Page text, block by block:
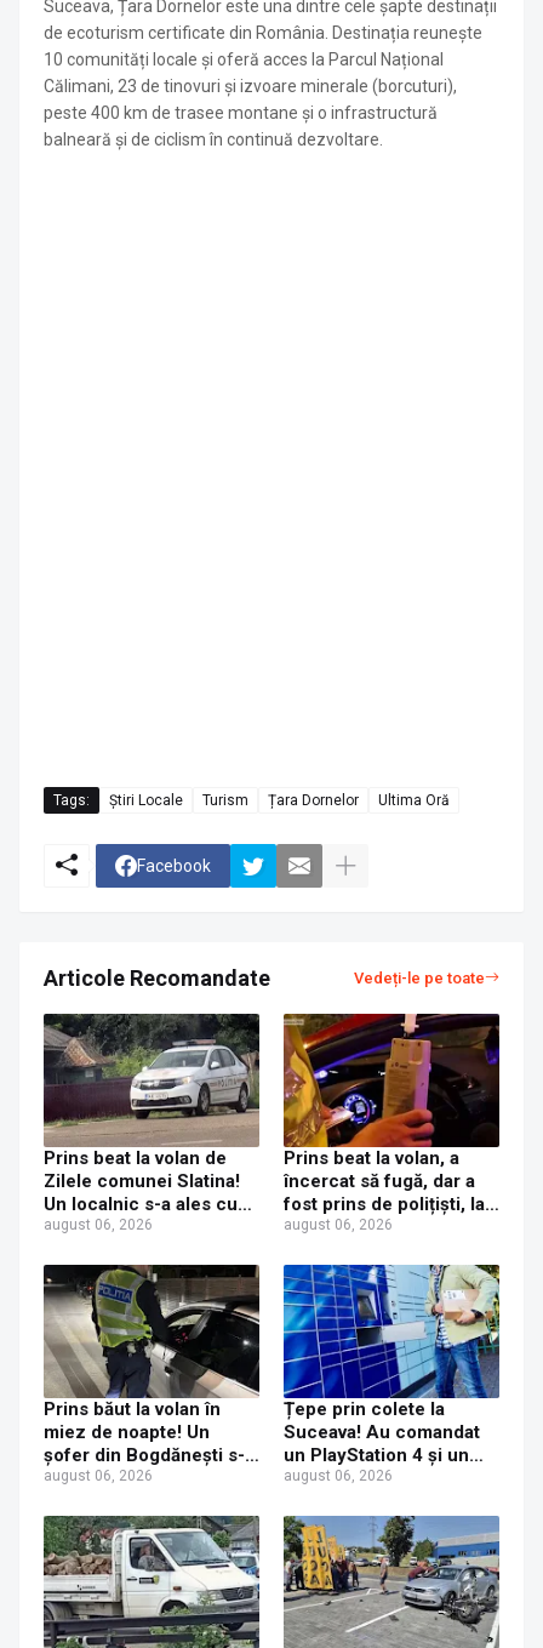
Suceava, Țara Dornelor este una dintre cele șapte destinații
de ecoturism certificate din România . Destinația reunește
10 comunități locale și oferă acces la Parcul Național
Călimani, 23 de tinovuri și izvoare minerale (borcuturi),
peste 400 km de trasee montane și o infrastructură
balneară și de ciclism în continuă dezvoltare
Tags: Știri Locale Turism Țara Dornelor Ultima Oră
Facebook
Articole Recomandate Vedeți-le pe toate
Prins beat la volan de
Zilele comunei Slatina!
Un localnic s-a ales cu
dosar penal după ce a
Mercedes cu numere de
Italia
august 06, 2026
Prins beat la volan, a
încercat să fugă, dar a
fost prins de polițiști, la
Dorna Candrenilor.
1,59 mg/l alcool pur în
aerul expirat
august 06, 2026
Prins băut la volan în
miez de noapte! Un
șofer din Bogdănești s-a
ales cu dosar penal după
la Șerbănești
august 06, 2026
Țepe prin colete la
Suceava! Au comandat
un PlayStation 4 și un
iPhone 17 Pro Max, dar
o jucărie de plastic
august 06, 2026